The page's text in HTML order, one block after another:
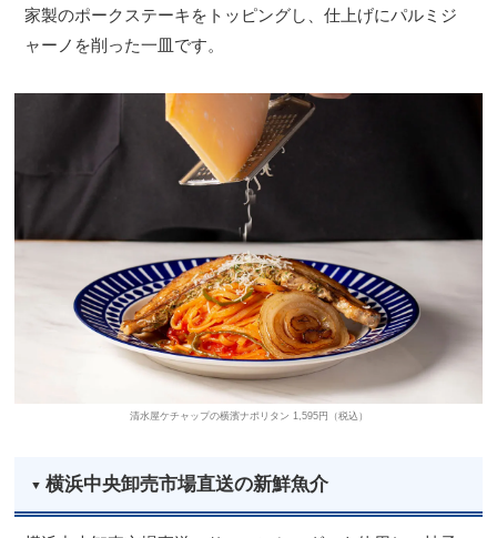
家製のポークステーキをトッピングし、仕上げにパルミジ
ャーノを削った一皿です。
清水屋ケチャップの横濱ナポリタン 1,595円（税込）
横浜中央卸売市場直送の新鮮魚介